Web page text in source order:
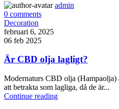
admin
0 comments
Decoration
februari 6, 2025
06 feb 2025
Är CBD olja lagligt?
Modernaturs CBD olja
att betrakta som lagliga, då de är...
Continue reading